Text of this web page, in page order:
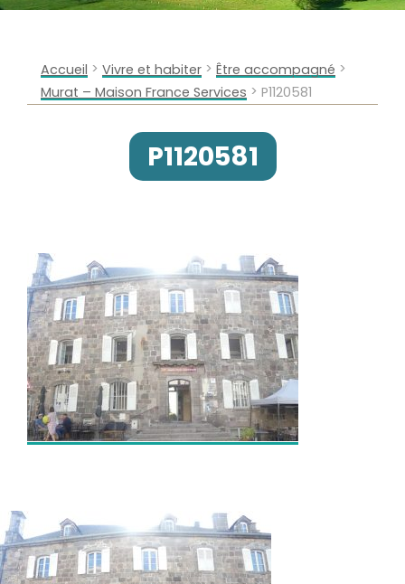
Accueil > Vivre et habiter > Être accompagné >
Murat – Maison France Services > P1120581
P1120581